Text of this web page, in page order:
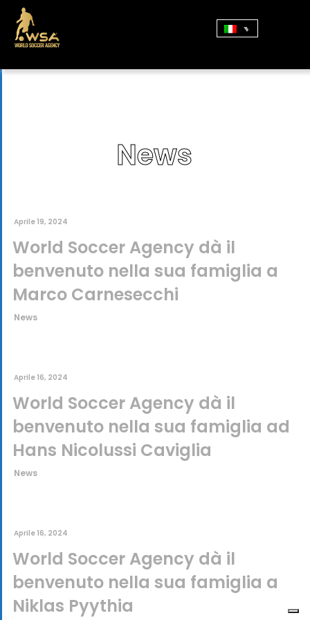
News
Aprile 19, 2024
World Soccer Agency dà il
benvenuto nella sua famiglia a
Marco Carnesecchi
News
Aprile 16, 2024
World Soccer Agency dà il
benvenuto nella sua famiglia ad
Hans Nicolussi Caviglia
News
Aprile 16, 2024
World Soccer Agency dà il
benvenuto nella sua famiglia a
Niklas Pyythia